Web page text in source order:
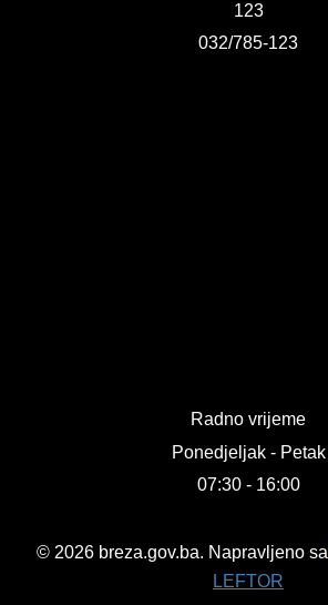
123
032/785-123
Radno vrijeme
Ponedjeljak - Petak
07:30 - 16:00
© 2026 breza.gov.ba. Napravljeno sa
LEFTOR